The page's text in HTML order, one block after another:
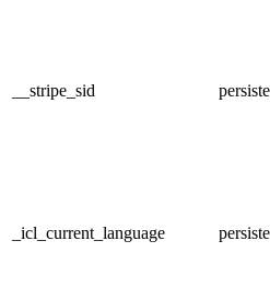
__stripe_sid
_icl_current_language